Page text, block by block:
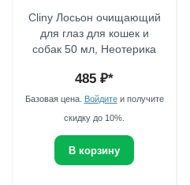
Cliny Лосьон очищающий
для глаз для кошек и
собак 50 мл, Неотерика
485 ₽*
Базовая цена. Войдитеи получите
скидку до 10%.
В корзину